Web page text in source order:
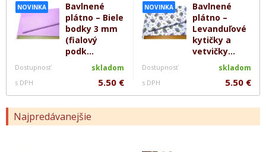
NOVINKA
Bavlnené
plátno – Biele
bodky 3 mm
(fialový
podk...
Dostupnosť skladom
s DPH 5.50 €
NOVINKA
Bavlnené
plátno –
Levanduľové
kytičky a
vetvičky...
Dostupnosť skladom
s DPH 5.50 €
Najpredávanejšie